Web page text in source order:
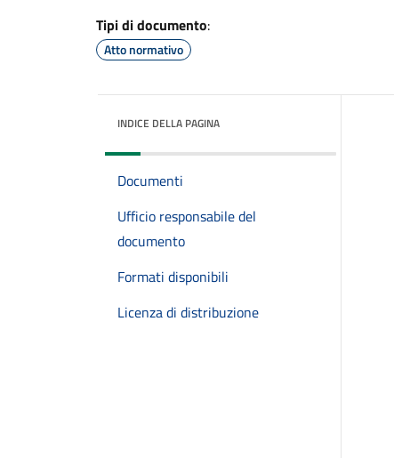
Tipi di documento:
Atto normativo
INDICE DELLA PAGINA
Documenti
Ufficio responsabile del
documento
Formati disponibili
Licenza di distribuzione